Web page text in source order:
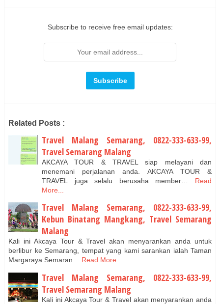
Subscribe to receive free email updates:
Related Posts :
Travel Malang Semarang, 0822-333-633-99,
Travel Semarang Malang
AKCAYA TOUR & TRAVEL siap melayani dan
menemani perjalanan anda. AKCAYA TOUR &
TRAVEL juga selalu berusaha member…
Read
More...
Travel Malang Semarang, 0822-333-633-99,
Kebun Binatang Mangkang, Travel Semarang
Malang
Kali ini Akcaya Tour & Travel akan menyarankan anda untuk
berlibur ke Semarang, tempat yang kami sarankan ialah Taman
Margaraya Semaran…
Read More...
Travel Malang Semarang, 0822-333-633-99,
Travel Semarang Malang
Kali ini Akcaya Tour & Travel akan menyarankan anda